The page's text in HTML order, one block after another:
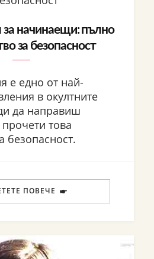
за начинаещи: пълно
за безопасност
е едно от най-
в окултните
да направиш
това
безопасност.
ПОВЕЧЕ